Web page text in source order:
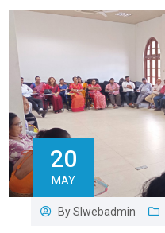
20
MAY
BySlwebadmin